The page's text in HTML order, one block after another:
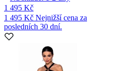
1 495 Kč
1 495 Kč Nejnižší cena za
posledních 30 dní.